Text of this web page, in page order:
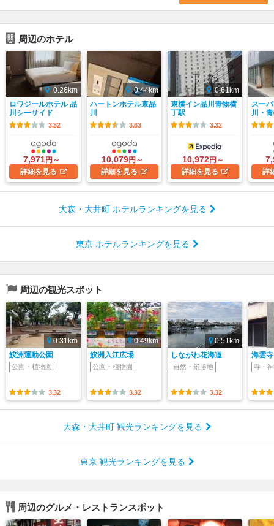
周辺のホテル
0.26km
ロワジールホテル 品
川シーサイド
3.32
7,971円～
詳細を見る
0.44km
ハートンホテル東品
川
3.63
10,079円～
詳細を見る
0.61km
東横イン品川青物横
丁駅
3.32
10,972円～
詳細を見る
スー
川・
詳
大森・大井町 ホテルランキングを見る
東京 ホテルランキングを見る
周辺の観光スポット
0.31km
鮫洲運動公園
公園・植物園
3.32
0.49km
鮫洲入江広場
公園・植物園
3.32
0.51km
しながわ花海道
自然・景勝地
3.32
海雲寺
寺・
大森・大井町 観光ランキングを見る
東京 観光ランキングを見る
周辺のグルメ・レストランスポット